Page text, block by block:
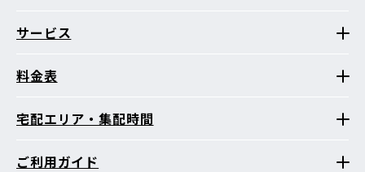
サービス
料金表
宅配エリア・集配時間
ご利用ガイド